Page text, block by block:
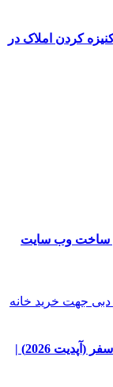
کردن املاک در
ساخت وب سایت
10 اپلیکیشن ضروری دبی برای زندگی و سفر (آپدیت 2026) |